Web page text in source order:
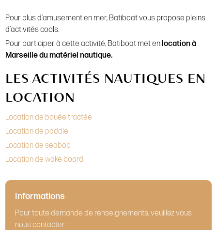
Pour plus d’amusement en mer, Batiboat vous propose pleins
d’activités cools.
Pour participer à cette activité, Batiboat met en location à
Marseille du matériel nautique.
LES ACTIVITÉS NAUTIQUES EN
LOCATION
Location de bouée tractée
Location de paddle
Location de seabob
Location de wake board
Informations
Pour toute demande de renseignements, veuillez vous
nous contacter :